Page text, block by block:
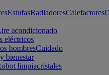
EstufasRadiadoresCalefactores
acondicionado
eléctricos
hombresCuidado
bienestar
limpiacristales